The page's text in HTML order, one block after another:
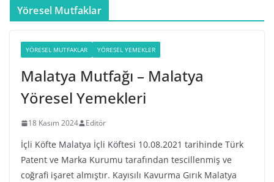
Yöresel Mutfaklar
YÖRESEL MUTFAKLAR YÖRESEL YEMEKLER
Malatya Mutfağı – Malatya
Yöresel Yemekleri
18 Kasım 2024 Editör
İçli Köfte Malatya İçli Köftesi 10.08.2021 tarihinde Türk
Patent ve Marka Kurumu tarafından tescillenmiş ve
coğrafi işaret almıştır. Kayısılı Kavurma Gırık Malatya